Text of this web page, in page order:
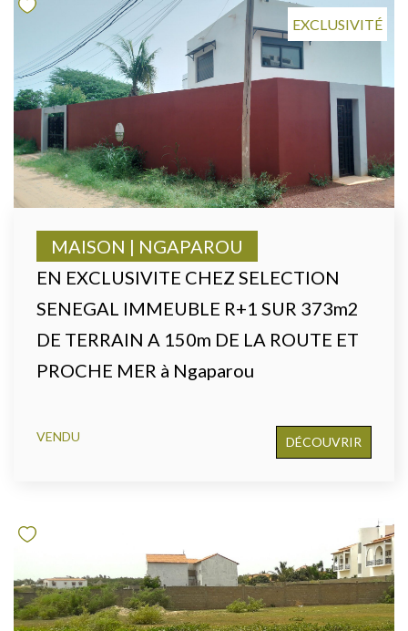
EXCLUSIVITÉ
EN EXCLUSIVITE CHEZ SELECTION
SENEGAL IMMEUBLE R+1 SUR 373m2
DE TERRAIN A 150m DE LA ROUTE ET
PROCHE MER à Ngaparou
MAISON | NGAPAROU
VENDU DÉCOUVRIR